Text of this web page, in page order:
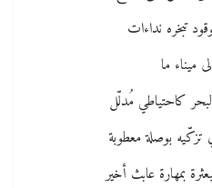
تبخره نداءات
ميناء ما
كاحتياطي مُدلّل
بوصلة معطوبة
بمهارة عابث أخير